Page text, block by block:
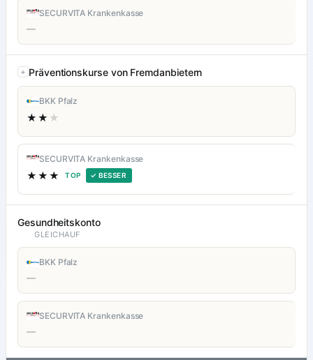
SECURVITA Krankenkasse
—
Präventionskurse von Fremdanbietern
BKK Pfalz
★★ ★
SECURVITA Krankenkasse
★★★ TOP ✓ BESSER
Gesundheitskonto
GLEICHAUF
BKK Pfalz
—
SECURVITA Krankenkasse
—